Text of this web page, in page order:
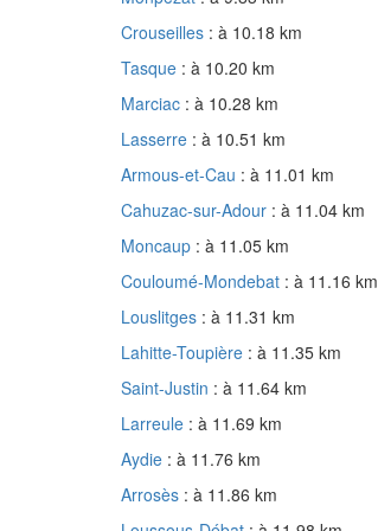
Crouseilles : à 10.18 km
Tasque : à 10.20 km
Marciac : à 10.28 km
Lasserre : à 10.51 km
Armous-et-Cau : à 11.01 km
Cahuzac-sur-Adour : à 11.04 km
Moncaup : à 11.05 km
Couloumé-Mondebat : à 11.16 km
Louslitges : à 11.31 km
Lahitte-Toupière : à 11.35 km
Saint-Justin : à 11.64 km
Larreule : à 11.69 km
Aydie : à 11.76 km
Arrosès : à 11.86 km